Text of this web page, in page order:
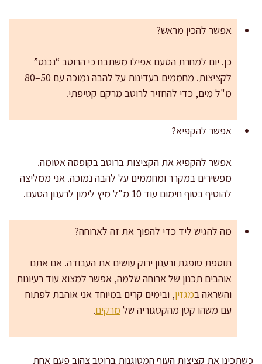
אפשר להכין מראש?
כן. יום למחרת הטעם אפילו משתבח כי הרוטב “נכנס”
לקציצות. מחממים בעדינות על להבה נמוכה עם 50–80
מ"ל מים, כדי להחזיר לרוטב מרקם קטיפתי.
אפשר להקפיא?
אפשר להקפיא את הקציצות ברוטב בקופסה אטומה.
מפשירים במקרר ומחממים על להבה נמוכה. אני ממליצה
להוסיף בסוף חימום עוד 10 מ"ל מיץ לימון לרענון הטעם.
מה להגיש ליד כדי להפוך את זה לארוחה?
תוספת סופגת ורענון ירוק עושים את העבודה. אם אתם
אוהבים תכנון של ארוחה שלמה, אפשר למצוא עוד רעיונות
והשראה במגזין, ובימים קרים במיוחד אני אוהבת לפתוח
עם משהו קטן מהקטגוריה של מרקים.
כשתכינו את קציצות העוף המטוגנות ברוטב צהוב פעם אחת